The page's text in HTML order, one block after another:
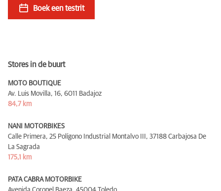
Boek een testrit
Stores in de buurt
MOTO BOUTIQUE
Av. Luis Movilla, 16, 6011 Badajoz
84,7 km
NANI MOTORBIKES
Calle Primera, 25 Polígono Industrial Montalvo III, 37188 Carbajosa De
La Sagrada
175,1 km
PATA CABRA MOTORBIKE